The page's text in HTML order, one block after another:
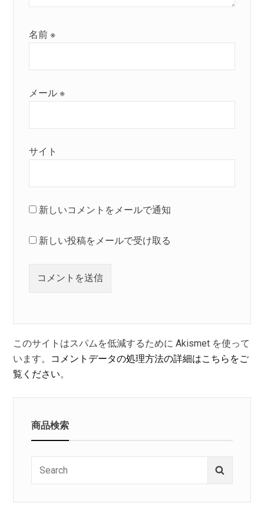
名前※
メール※
サイト
新しいコメントをメールで通知
新しい投稿をメールで受け取る
このサイトはスパムを低減するために Akismet を使って
います。 コメントデータの処理方法の詳細はこちらをご
覧ください。
商品検索